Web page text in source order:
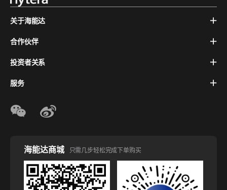
关于海能达
合作伙伴
投资者关系
服务
海能达商城 只需几步轻松完成下单购买